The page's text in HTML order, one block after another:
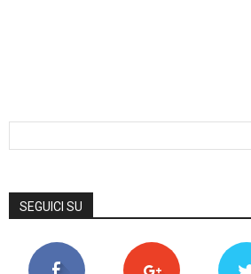
SEGUICI SU